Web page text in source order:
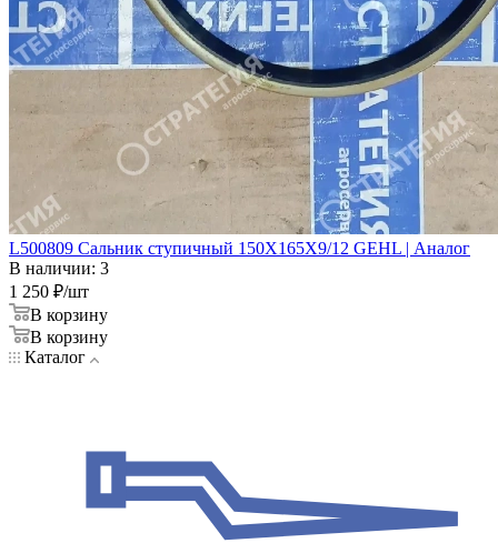
L500809 Сальник ступичный 150X165X9/12 GEHL | Аналог
В наличии: 3
1 250 ₽/шт
В корзину
В корзину
Каталог